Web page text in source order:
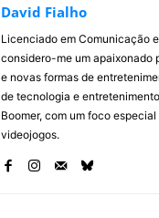
David Fialho
Licenciado em Comunicação
considero-me um apaixonado
e novas formas de
de tecnologia e
Boomer, com um foco
videojogos.